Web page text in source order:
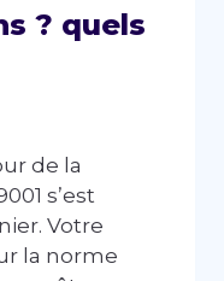
? quels
de la
s’est
Votre
la norme